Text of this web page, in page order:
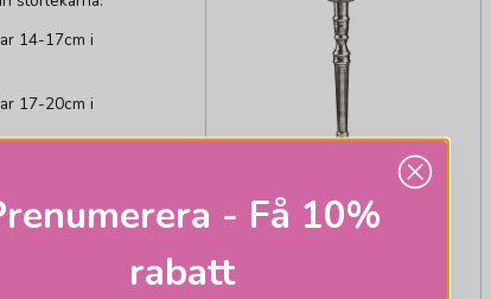
14-17cm i
17-20cm i
20-25cm i
resultat.
- Få 10%
rabatt